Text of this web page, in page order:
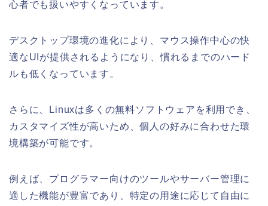
心者でも扱いやすくなっています。
デスクトップ環境の進化により、マウス操作中心の快
適なUIが提供されるようになり、慣れるまでのハード
ルも低くなっています。
さらに、Linuxは多くの無料ソフトウェアを利用でき、
カスタマイズ性が高いため、個人の好みに合わせた環
境構築が可能です。
例えば、プログラマー向けのツールやサーバー管理に
適した機能が豊富であり、特定の用途に応じて自由に